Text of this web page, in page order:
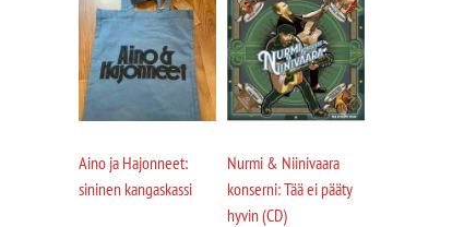
Aino ja Hajonneet:
sininen kangaskassi
Nurmi & Niinivaara
konserni: Tää ei pääty
hyvin (CD)